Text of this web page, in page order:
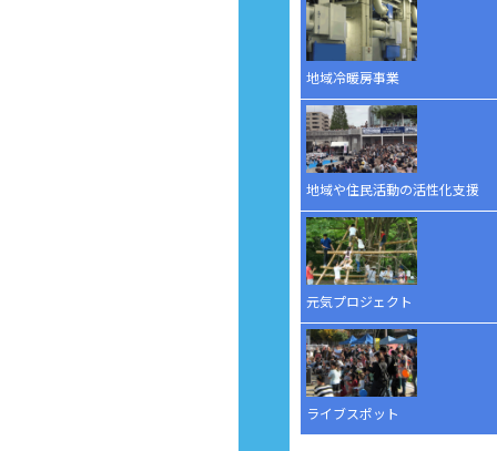
地域冷暖房事業
地域や住民活動の活性化支援
元気プロジェクト
ライブスポット